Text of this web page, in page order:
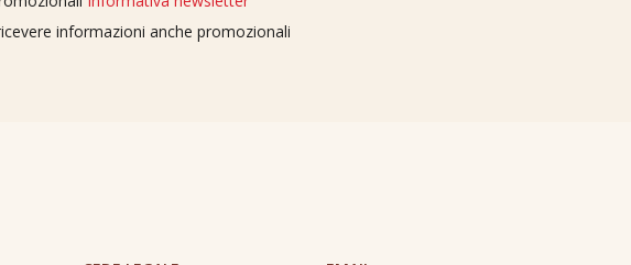
informazioni anche promozionali